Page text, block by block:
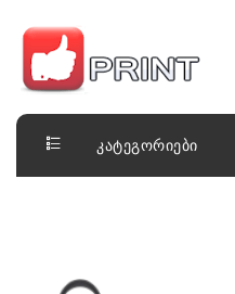
Skip to content
ლაიქ ფრინთ
კატეგორიები